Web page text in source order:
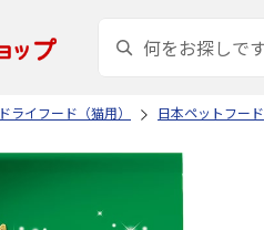
ドライフード（猫用） 日本ペットフード